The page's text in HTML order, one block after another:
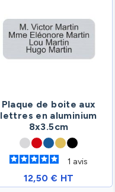
Plaque de boite aux
lettres en aluminium
8x3.5cm
1 avis
12,50 € HT